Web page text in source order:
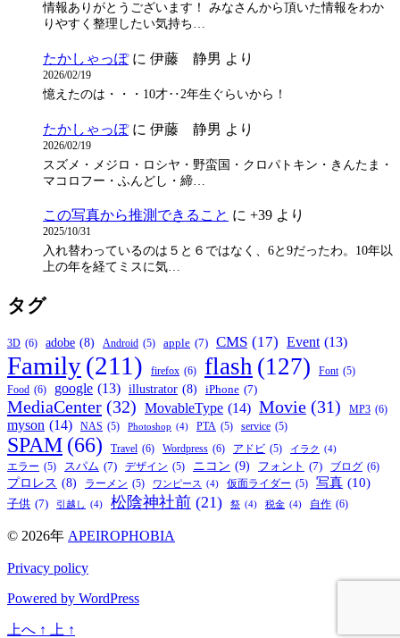
情報ありがとうございます！ みなさんから頂いた情報をわか
りやすく整理したい気持ち…
たかしゃっぽに 伊藤 静男 より
2026/02/19
憶えたのは・・・10才‥2年生ぐらいから！
たかしゃっぽに 伊藤 静男 より
2026/02/19
スズメ・メジロ・ロシヤ・野蛮国・クロパトキン・きんたま・
マコロフー・ふんどし・締…
この写真から推測できること に +39 より
2025/10/31
入れ替わっているのは５と６ではなく、6と9だったわ。10年以
上の年を経てミスに気…
タグ
3D (6) adobe (8) Android (5) apple (7) CMS (17) Event (13)
Family(211) firefox (6) flash (127) Font (5)
Food (6) google (13) illustrator (8) iPhone (7)
MediaCenter (32) MovableType (14) Movie (31) MP3 (6)
myson (14) NAS (5) Photoshop (4) PTA (5) service (5)
SPAM (66) Travel (6) Wordpress (6) アドビ (5) イラク (4)
エラー (5) スパム (7) デザイン (5) ニコン (9) フォント (7) ブログ (6)
プロレス (8) ラーメン (5) ワンピース (4) 仮面ライダー (5) 写真 (10)
子供 (7) 引越し (4) 松陰神社前 (21) 祭 (4) 税金 (4) 自作 (6)
© 2026年 APEIROPHOBIA
Privacy policy
Powered by WordPress
上へ ↑ 上 ↑